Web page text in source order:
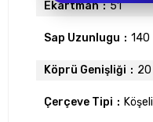
Ekartman 51
Sap Uzunlugu 140
Köprü Genişliği 20
Çerçeve Tipi